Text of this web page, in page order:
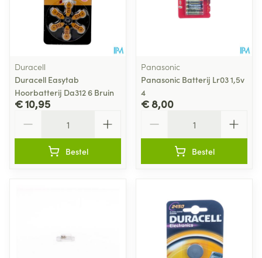
Duracell
Duracell Easytab
Hoorbatterij Da312 6 Bruin
€ 10,95
Bestel
Panasonic
Panasonic Batterij Lr03 1,5v
4
€ 8,00
Bestel